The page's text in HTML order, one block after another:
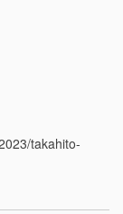
takahito-